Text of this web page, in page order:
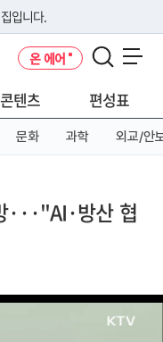
입니다.
용하고 있다면 아래 URL에
온 에어
텐츠 편성표
문화 과학 외교/안
···"AI·방산 협